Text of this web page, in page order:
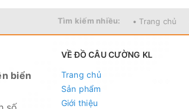
Tìm kiếm nhiều: • Trang chủ
biển
VỀ ĐỒ CÂU CƯỜNG KL
Trang chủ
Sản phẩm
Giới thiệu